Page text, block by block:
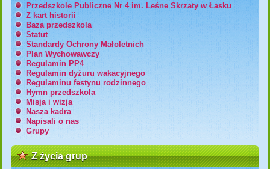
Przedszkole Publiczne Nr 4 im. Leśne Skrzaty w Łasku
Z kart historii
Baza przedszkola
Statut
Standardy Ochrony Małoletnich
Plan Wychowawczy
Regulamin PP4
Regulamin dyżuru wakacyjnego
Regulaminu festynu rodzinnego
Hymn przedszkola
Misja i wizja
Nasza kadra
Napisali o nas
Grupy
Z życia grup